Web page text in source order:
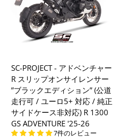
SC-PROJECT - アドベンチャー
R スリップオンサイレンサー
”ブラックエディション” (公道
走行可 / ユーロ5+ 対応 / 純正
サイドケース非対応) R 1300
GS ADVENTURE '25-26
7件のレビュー